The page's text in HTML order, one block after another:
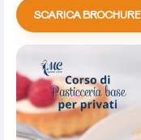
SCARICA BROCHURE